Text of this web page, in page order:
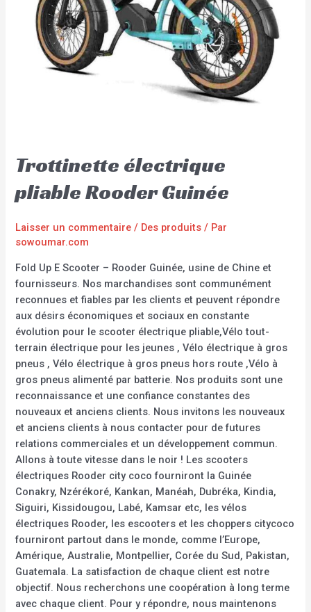
Trottinette électrique
pliable Rooder Guinée
Laisser un commentaire / Des produits / Par
sowoumar.com
Fold Up E Scooter – Rooder Guinée, usine de Chine et
fournisseurs. Nos marchandises sont communément
reconnues et fiables par les clients et peuvent répondre
aux désirs économiques et sociaux en constante
évolution pour le scooter électrique pliable,Vélo tout-
terrain électrique pour les jeunes , Vélo électrique à gros
pneus , Vélo électrique à gros pneus hors route ,Vélo à
gros pneus alimenté par batterie. Nos produits sont une
reconnaissance et une confiance constantes des
nouveaux et anciens clients. Nous invitons les nouveaux
et anciens clients à nous contacter pour de futures
relations commerciales et un développement commun.
Allons à toute vitesse dans le noir ! Les scooters
électriques Rooder city coco fourniront la Guinée
Conakry, Nzérékoré, Kankan, Manéah, Dubréka, Kindia,
Siguiri, Kissidougou, Labé, Kamsar etc, les vélos
électriques Rooder, les escooters et les choppers citycoco
fourniront partout dans le monde, comme l’Europe,
Amérique, Australie, Montpellier, Corée du Sud, Pakistan,
Guatemala. La satisfaction de chaque client est notre
objectif. Nous recherchons une coopération à long terme
avec chaque client. Pour y répondre, nous maintenons